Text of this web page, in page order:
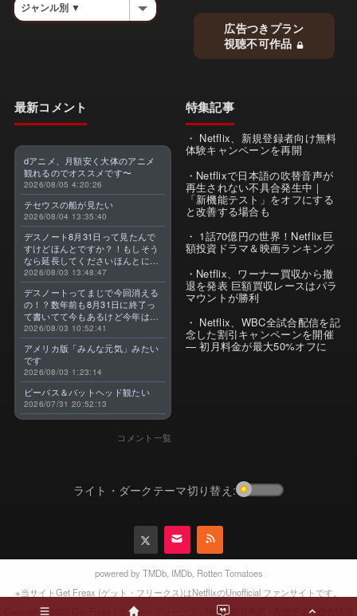
広告つきプラン
視聴不可作品
最新コメント
dアニメ、月額安く大体のアニメ
観れるのでオススメです〜
2026/08/05 4:20:26
テセウスの船が見たい
2026/08/04 13:35:40
デスノート8月31日って見たんで
すけどほんとですか？！もしそう
なら延長してくださいほんとに大
好きなんです😭
2026/08/03 13:48:47
デスノートってまじで今回消える
の！？数年前も8月31日に終了っ
て書いてて今もあるけど今年はま
じのやつ！？よくわからん！！で
きればなくならないでほしい！平
成アニメを振り返らせてくれっ
っ！！！！！！！
2026/08/03 10:52:41
アメリカ版「みんな元気」みたい
です
2026/08/03 1:23:14
ビーバス＆バットヘッド観たい
2026/07/31 20:52:13
コメント一覧
特集記事
Netflix、新規登録者向け無料
体験キャンペーンを再開
Netflixで日本語の吹替音声が
再生されない不具合発生中｜
「新機能テスト」をオフにする
と改善する場合も
1話70億円の世界！Netflix巨
額投資ドラマ＆映画ランキング
Netflix、ワーナー買収から撤
退を発表 巨額買収レースはパラ
マウントが勝利
Netflix、WBC全試合配信を記
念した割引キャンペーンを開催
— 初月料金が最大50%オフに
ライト・ダークテーマ切り替え:
powered by TMDb, IMDb, Rotten Tomatoes
※当サイトGet Freax (ゲット・フリークス)はNetflixのUnofficial ファンサイトです。
2023 Get Freax | ゲット・フリークス - Netflix新着作品・配信予定等総合情報